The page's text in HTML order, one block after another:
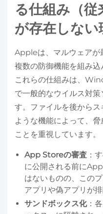
る仕組み（
が存在しない
Appleは、マルウェアが
複数の防御機能を組み込
これらの仕組みは、
で一般的なウイルス対
す。ファイルを後から
ような機能によって、
ことを重視しています。
App Storeの審査 ：
に公開される前に
はないものの、この
アプリや偽アプリが
サンドボックス化：